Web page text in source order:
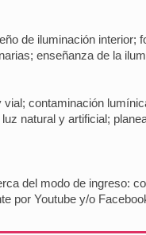
de iluminación interior;
enseñanza de la
contaminación
natural y artificial;
del modo de ingreso:
por Youtube y/o